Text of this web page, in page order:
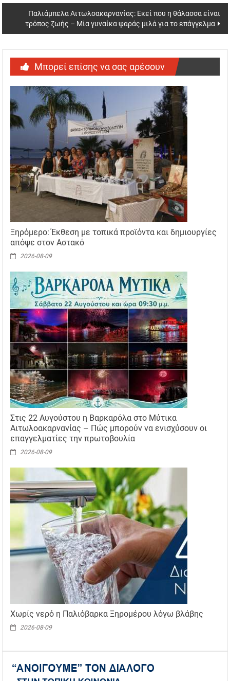
Παλιάμπελα Αιτωλοακαρνανίας: Εκεί που η θάλασσα είναι
τρόπος ζωής – Μία γυναίκα ψαράς μιλά για το επάγγελμα
Μπορεί επίσης να σας αρέσουν
Ξηρόμερο: Έκθεση με τοπικά προϊόντα και δημιουργίες
απόψε στον Αστακό
2026-08-09
Στις 22 Αυγούστου η Βαρκαρόλα στο Μύτικα
Αιτωλοακαρνανίας – Πώς μπορούν να ενισχύσουν οι
επαγγελματίες την πρωτοβουλία
2026-08-09
Χωρίς νερό η Παλιόβαρκα Ξηρομέρου λόγω βλάβης
2026-08-09